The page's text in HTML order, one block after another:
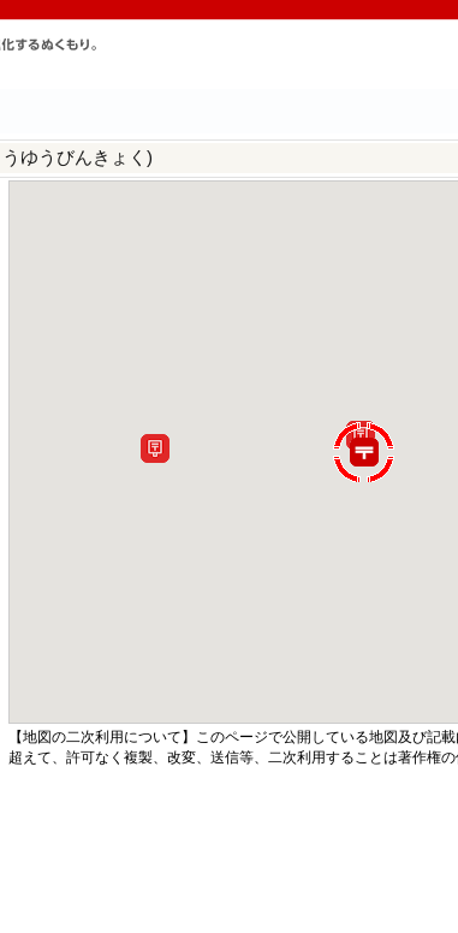
ゆうびんきょく)
【地図の二次利用について】このページで公開している地図及び記
超えて、許可なく複製、改変、送信等、二次利用することは著作権